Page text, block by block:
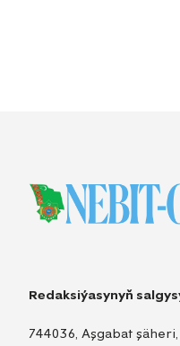
Redaksiýasynyň
744036, Aşgabat şäheri,